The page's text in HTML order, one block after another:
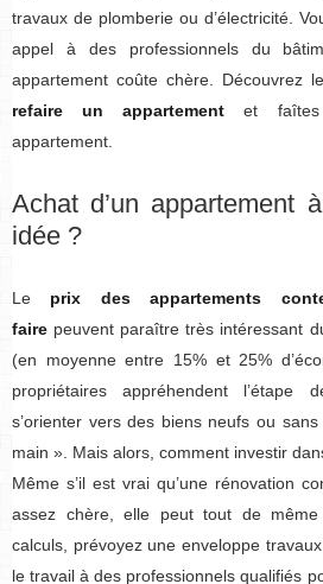
travaux de plomberie ou d’électricité.
appel à des professionnels du
appartement coûte chère. Découvrez
refaire un appartement
et
appartement.
Achat d’un appartement
idée ?
Le
prix des appartements
faire peuvent paraître très intéressant
(en moyenne entre 15% et 25%
propriétaires appréhendent l’étape
s’orienter vers des biens neufs ou
main ». Mais alors, comment investir
Même s’il est vrai qu’une rénovation
assez chère, elle peut tout de
calculs, prévoyez une enveloppe
le travail à des professionnels qualifiés